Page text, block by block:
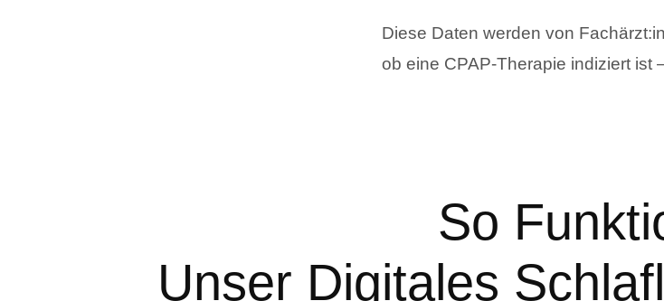
Diese Daten werden von
ob eine CPAP-Therapie indiziert ist
So
Unser Digitales